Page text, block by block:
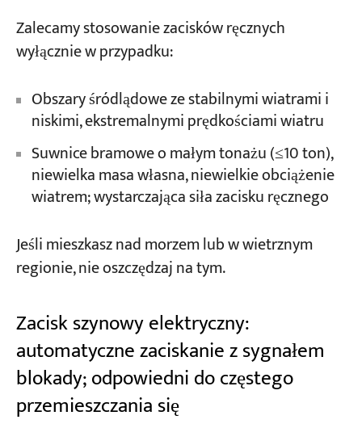
Zalecamy stosowanie zacisków ręcznych
wyłącznie w przypadku:
Obszary śródlądowe ze stabilnymi wiatrami i
niskimi, ekstremalnymi prędkościami wiatru
Suwnice bramowe o małym tonażu (≤10 ton),
niewielka masa własna, niewielkie obciążenie
wiatrem; wystarczająca siła zacisku ręcznego
Jeśli mieszkasz nad morzem lub w wietrznym
regionie, nie oszczędzaj na tym.
Zacisk szynowy elektryczny:
automatyczne zaciskanie z sygnałem
blokady; odpowiedni do częstego
przemieszczania się